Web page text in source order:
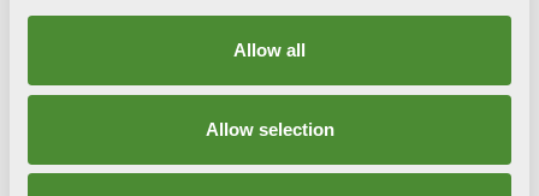
Allow all
Allow selection